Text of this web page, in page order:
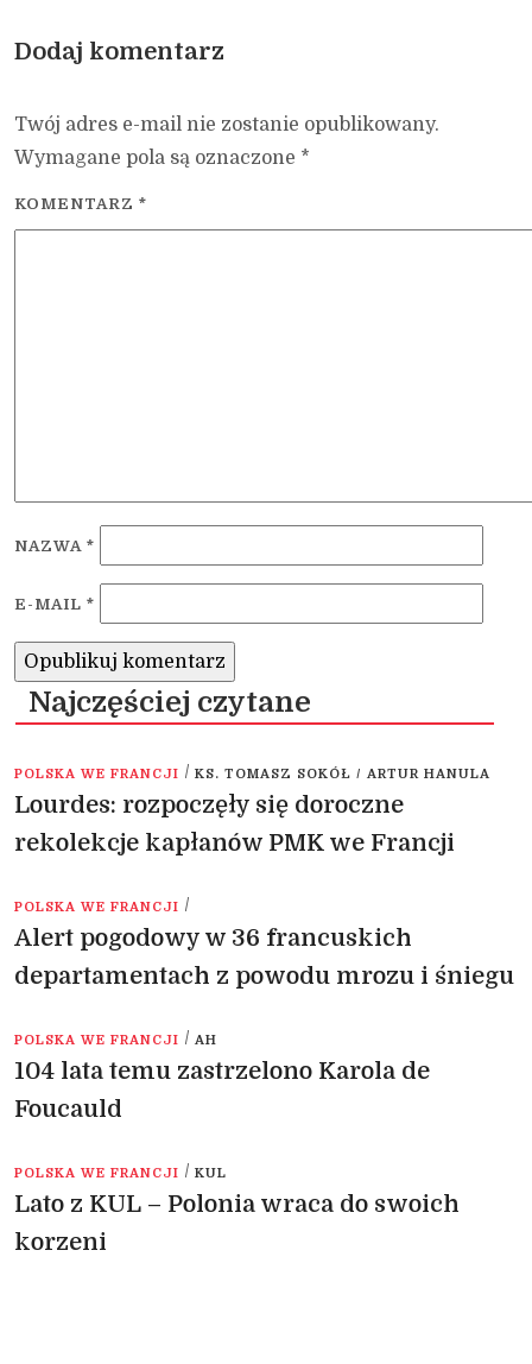
Dodaj komentarz
Twój adres e-mail nie zostanie opublikowany.
Wymagane pola są oznaczone *
KOMENTARZ *
NAZWA *
E-MAIL *
Najczęściej czytane
POLSKA WE FRANCJI / KS. TOMASZ SOKÓŁ / ARTUR HANULA
Lourdes: rozpoczęły się doroczne
rekolekcje kapłanów PMK we Francji
POLSKA WE FRANCJI /
Alert pogodowy w 36 francuskich
departamentach z powodu mrozu i śniegu
POLSKA WE FRANCJI / AH
104 lata temu zastrzelono Karola de
Foucauld
POLSKA WE FRANCJI / KUL
Lato z KUL – Polonia wraca do swoich
korzeni